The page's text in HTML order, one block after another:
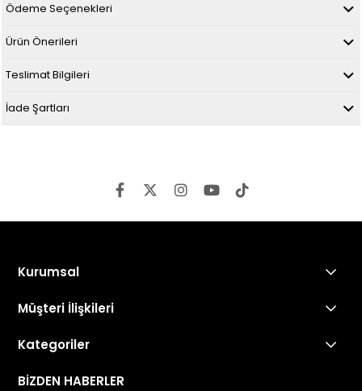
Ödeme Seçenekleri
Ürün Önerileri
Teslimat Bilgileri
İade Şartları
Kurumsal
Müşteri İlişkileri
Kategoriler
BİZDEN HABERLER